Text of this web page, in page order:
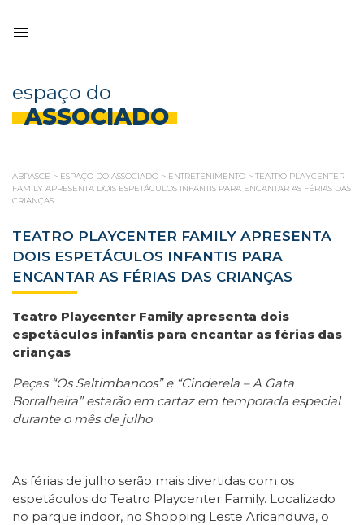
espaço do
ASSOCIADO
ABRASCE > ESPAÇO DO ASSOCIADO > ENTRETENIMENTO > TEATRO PLAYCENTER
FAMILY APRESENTA DOIS ESPETÁCULOS INFANTIS PARA ENCANTAR AS FÉRIAS DAS
CRIANÇAS
TEATRO PLAYCENTER FAMILY APRESENTA
DOIS ESPETÁCULOS INFANTIS PARA
ENCANTAR AS FÉRIAS DAS CRIANÇAS
Teatro Playcenter Family apresenta dois
espetáculos infantis para encantar as férias das
crianças
Peças “Os Saltimbancos” e “Cinderela – A Gata
Borralheira” estarão em cartaz em temporada especial
durante o mês de julho
As férias de julho serão mais divertidas com os
espetáculos do Teatro Playcenter Family. Localizado
no parque indoor, no Shopping Leste Aricanduva, o